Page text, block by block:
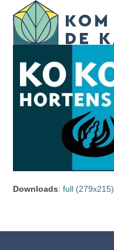
content
Open
mobile
menu
Close
mobile
menu
Downloads:full (279x215)